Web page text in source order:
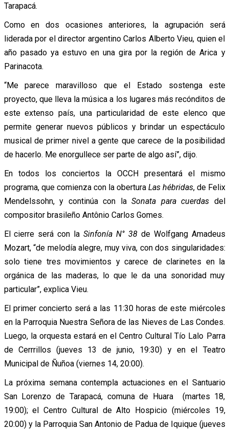
Tarapacá.
Como en dos ocasiones anteriores, la agrupación será
liderada por el director argentino Carlos Alberto Vieu, quien el
año pasado ya estuvo en una gira por la región de Arica y
Parinacota.
“Me parece maravilloso que el Estado sostenga este
proyecto, que lleva la música a los lugares más recónditos de
este extenso país, una particularidad de este elenco que
permite generar nuevos públicos y brindar un espectáculo
musical de primer nivel a gente que carece de la posibilidad
de hacerlo. Me enorgullece ser parte de algo así”, dijo.
En todos los conciertos la OCCH presentará el mismo
programa, que comienza con la obertura Las hébridas, de Felix
Mendelssohn, y continúa con la Sonata para cuerdas del
compositor brasileño Antônio Carlos Gomes.
El cierre será con la Sinfonía N° 38de Wolfgang Amadeus
Mozart, “de melodía alegre, muy viva, con dos singularidades:
solo tiene tres movimientos y carece de clarinetes en la
orgánica de las maderas, lo que le da una sonoridad muy
particular”, explica Vieu.
El primer concierto será a las 11:30 horas de este miércoles
en la Parroquia Nuestra Señora de las Nieves de Las Condes.
Luego, la orquesta estará en el Centro Cultural Tío Lalo Parra
de Cerrrillos (jueves 13 de junio, 19:30) y en el Teatro
Municipal de Ñuñoa (viernes 14, 20:00).
La próxima semana contempla actuaciones en el Santuario
San Lorenzo de Tarapacá, comuna de Huara (martes 18,
19:00); el Centro Cultural de Alto Hospicio (miércoles 19,
20:00) y la Parroquia San Antonio de Padua de Iquique (jueves